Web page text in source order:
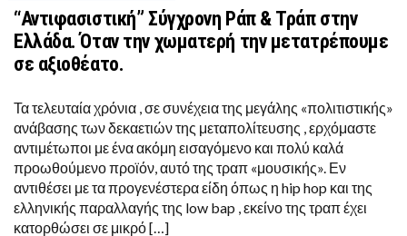
“Αντιφασιστική” Σύγχρονη Ράπ & Τράπ στην
Ελλάδα. Όταν την χωματερή την μετατρέπουμε
σε αξιοθέατο.
Τα τελευταία χρόνια , σε συνέχεια της μεγάλης «πολιτιστικής»
ανάβασης των δεκαετιών της μεταπολίτευσης , ερχόμαστε
αντιμέτωποι με ένα ακόμη εισαγόμενο και πολύ καλά
προωθούμενο προϊόν, αυτό της τραπ «μουσικής». Εν
αντιθέσει με τα προγενέστερα είδη όπως η hip hop και της
ελληνικής παραλλαγής της low bap , εκείνο της τραπ έχει
κατορθώσει σε μικρό […]